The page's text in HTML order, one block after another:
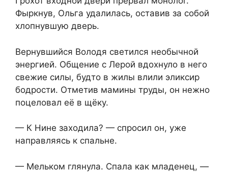
Фыркнув, Ольга удалилась, оставив за собой
хлопнувшую дверь.
Вернувшийся Володя светился необычной
энергией. Общение с Лерой вдохнуло в него
свежие силы, будто в жилы влили эликсир
бодрости. Отметив мамины труды, он нежно
поцеловал её в щёку.
— К Нине заходила? — спросил он, уже
направляясь к спальне.
— Мельком глянула. Спала как младенец, —